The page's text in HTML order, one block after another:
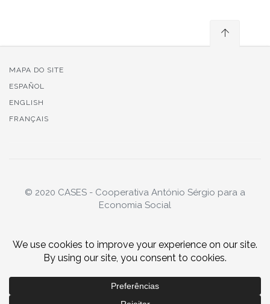
MAPA DO SITE
ESPAÑOL
ENGLISH
FRANÇAIS
© 2020 CASES - Cooperativa António Sérgio para a
Economia Social